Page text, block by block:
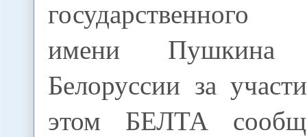
государственного
имени
Белоруссии за
этом БЕЛТА